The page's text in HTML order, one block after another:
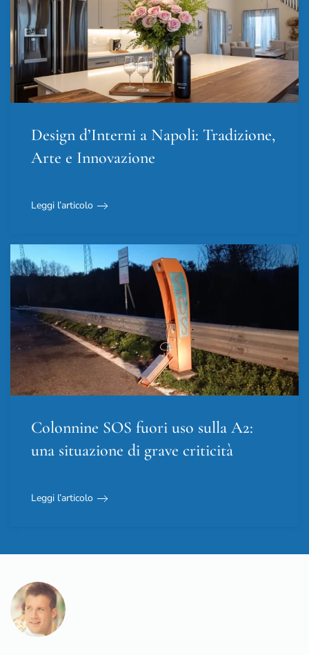
Design d’Interni a Napoli: Tradizione,
Arte e Innovazione
Leggi l’articolo
Colonnine SOS fuori uso sulla A2:
una situazione di grave criticità
Leggi l’articolo